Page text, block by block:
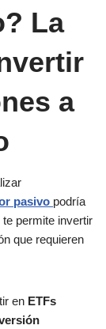
La
a
pasivo podría
permite invertir
que requieren
en ETFs